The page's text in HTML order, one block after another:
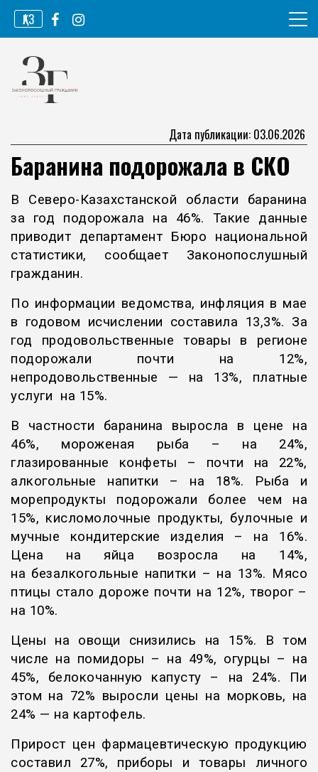
Перейти
содержимому
ҚАЗ
Законопослушный гражданин
Дата публикации: 03.06.2026
Баранина подорожала в СКО
В Северо-Казахстанской области баранина
за год подорожала на 46%. Такие данные
приводит департамент Бюро национальной
статистики, сообщает Законопослушный
гражданин.
По информации ведомства, инфляция в мае
в годовом исчислении составила 13,3%. За
год продовольственные товары в регионе
подорожали почти на 12%,
непродовольственные — на 13%, платные
услуги на 15%.
В частности баранина выросла в цене на
46%, мороженая рыба – на 24%,
глазированные конфеты – почти на 22%,
алкогольные напитки – на 18%. Рыба и
морепродукты подорожали более чем на
15%, кисломолочные продукты, булочные и
мучные кондитерские изделия – на 16%.
Цена на яйца возросла на 14%,
на безалкогольные напитки – на 13%. Мясо
птицы стало дороже почти на 12%, творог –
на 10%.
Цены на овощи снизились на 15%. В том
числе на помидоры – на 49%, огурцы – на
45%, белокочанную капусту – на 24%. Пи
этом на 72% выросли цены на морковь, на
24% — на картофель.
Прирост цен фармацевтическую продукцию
составил 27%, приборы и товары личного